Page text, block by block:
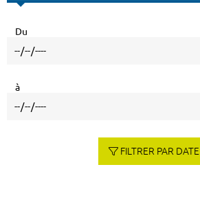
Du
à
FILTRER PAR DATE